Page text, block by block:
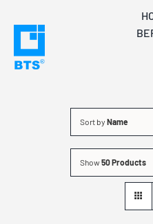
content
Sort by Name
Show50 Products